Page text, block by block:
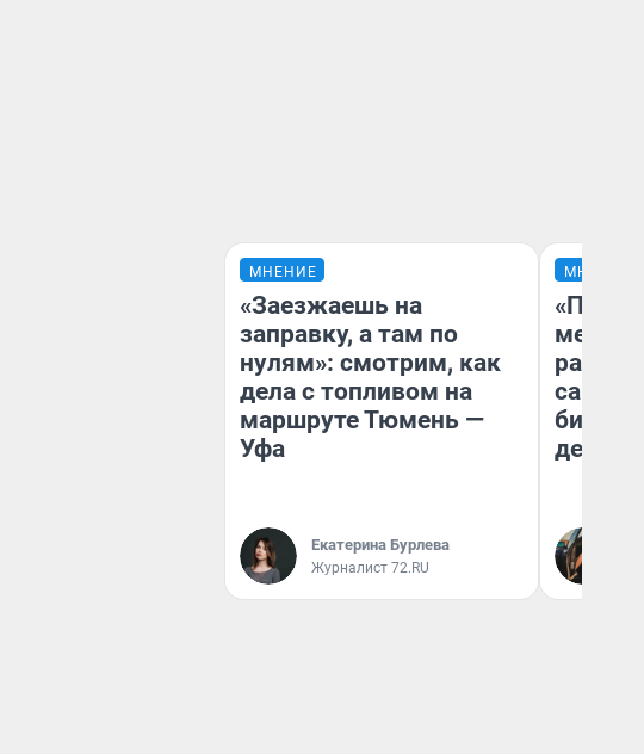
МНЕНИЕ
«Заезжаешь на
заправку, а там по
нулям»: смотрим, как
дела с топливом на
маршруте Тюмень —
Уфа
Екатерина Бурлева
Журналист 72.RU
МНЕНИЕ
самом